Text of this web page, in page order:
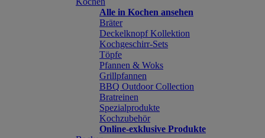
Alle in Kochen ansehen
Bräter
Deckelknopf Kollektion
Kochgeschirr-Sets
Töpfe
Pfannen & Woks
Grillpfannen
BBQ Outdoor Collection
Bratreinen
Spezialprodukte
Kochzubehör
Online-exklusive Produkte